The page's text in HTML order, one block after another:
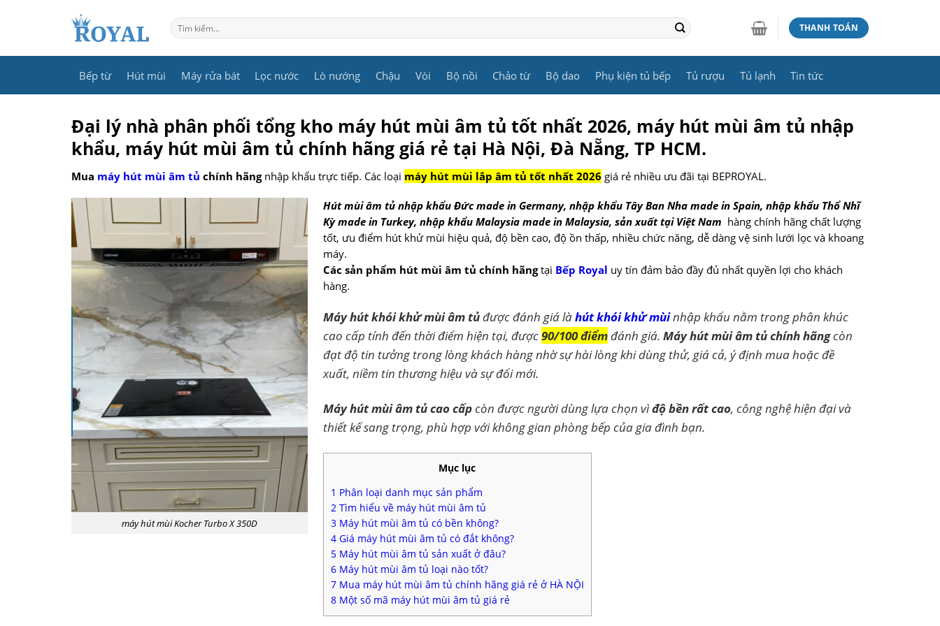
Tìm
kiếm:
THANH TOÁN
Bếp từ Hút mùi Máy rửa bát Lọc nước Lò nướng Chậu Vòi Bộ nồi Chảo từ Bộ dao Phụ kiện tủ bếp Tủ rượu Tủ lạnh Tin tức
Đại lý nhà phân phối tổng kho máy hút mùi âm tủ tốt nhất 2026, máy hút mùi âm tủ nhập
khẩu, máy hút mùi âm tủ chính hãng giá rẻ tại Hà Nội, Đà Nẵng, TP HCM.
Mua máy hút mùi âm tủ chính hãngnhập khẩu trực tiếp. Các loại máy hút mùi lắp âm tủ tốt nhất 2026 giá rẻ nhiều ưu đãi tại BEPROYAL.
máy hút mùi Kocher Turbo X 350D
Hút mùi âm tủ nhập khẩu Đức made in Germany, nhập khẩu Tây Ban Nha made in Spain, nhập khẩu Thổ Nhĩ
Kỳ made in Turkey, nhập khẩu Malaysia made in Malaysia, sản xuất tại Việt Nam hàng chính hãng chất lượng
tốt, ưu điểm hút khử mùi hiệu quả, độ bền cao, độ ồn thấp, nhiều chức năng, dễ dàng vệ sinh lưới lọc và khoang
máy.
Các sản phẩm hút mùi âm tủ chính hãngtại Bếp Royal uy tín đảm bảo đầy đủ nhất quyền lợi cho khách
hàng.
Máy hút khói khử mùi âm tủđược đánh giá làhút khói khử mùinhập khẩu nằm trong phân khúc
cao cấp tính đến thời điểm hiện tại, được90/100 điểmđánh giá. Máy hút mùi âm tủ chính hãngcòn
đạt độ tin tưởng trong lòng khách hàng nhờ sự hài lòng khi dùng thử, giá cả, ý định mua hoặc đề
xuất, niềm tin thương hiệu và sự đổi mới.
Máy hút mùi âm tủ cao cấpcòn được người dùng lựa chọn vìđộ bền rất cao, công nghệ hiện đại và
thiết kế sang trọng, phù hợp với không gian phòng bếp của gia đình bạn.
Mục lục
1 Phân loại danh mục sản phẩm
2Tìm hiểu về máy hút mùi âm tủ
3Máy hút mùi âm tủ có bền không?
4Giá máy hút mùi âm tủ có đắt không?
5Máy hút mùi âm tủ sản xuất ở đâu?
6Máy hút mùi âm tủ loại nào tốt?
7Mua máy hút mùi âm tủ chính hãng giá rẻ ở HÀ NỘI
8Một số mã máy hút mùi âm tủ giá rẻ